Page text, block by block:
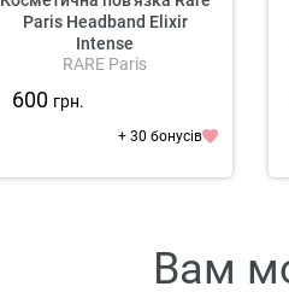
Paris Headband Elixir
Intense
RARE Paris
600 грн.
+ 30 бонусів
Вам